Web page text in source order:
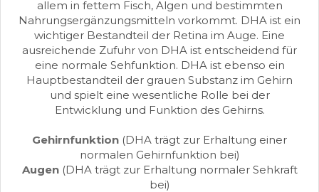
allem in fettem Fisch, Algen und bestimmten
Nahrungsergänzungsmitteln vorkommt. DHA ist ein
wichtiger Bestandteil der Retina im Auge. Eine
ausreichende Zufuhr von DHA ist entscheidend für
eine normale Sehfunktion. DHA ist ebenso ein
Hauptbestandteil der grauen Substanz im Gehirn
und spielt eine wesentliche Rolle bei der
Entwicklung und Funktion des Gehirns.
Gehirnfunktion (DHA trägt zur Erhaltung einer
normalen Gehirnfunktion bei)
Augen(DHA trägt zur Erhaltung normaler Sehkraft
bei)